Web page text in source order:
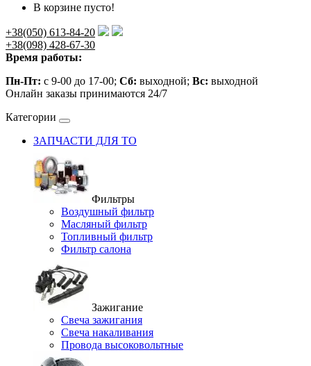
В корзине пусто!
+38(050) 613-84-20
+38(098) 428-67-30
Время работы:
Пн-Пт: с 9-00 до 17-00; Сб: выходной; Вс: выходной
Онлайн заказы принимаются 24/7
Категории
ЗАПЧАСТИ ДЛЯ ТО
Фильтры
Воздушный фильтр
Масляный фильтр
Топливный фильтр
Фильтр салона
Зажигание
Свеча зажигания
Свеча накаливания
Провода высоковольтные